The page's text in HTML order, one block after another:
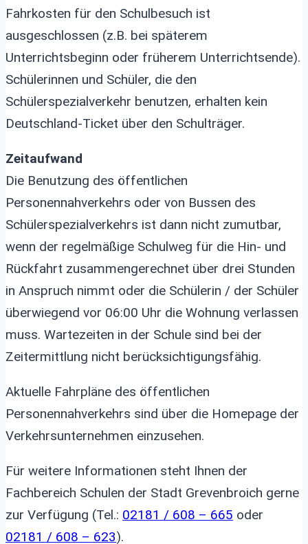
Fahrkosten für den Schulbesuch ist
ausgeschlossen (z.B. bei späterem
Unterrichtsbeginn oder früherem Unterrichtsende).
Schülerinnen und Schüler, die den
Schülerspezialverkehr benutzen, erhalten kein
Deutschland-Ticket über den Schulträger.
Zeitaufwand
Die Benutzung des öffentlichen
Personennahverkehrs oder von Bussen des
Schülerspezialverkehrs ist dann nicht zumutbar,
wenn der regelmäßige Schulweg für die Hin- und
Rückfahrt zusammengerechnet über drei Stunden
in Anspruch nimmt oder die Schülerin / der Schüler
überwiegend vor 06:00 Uhr die Wohnung verlassen
muss. Wartezeiten in der Schule sind bei der
Zeitermittlung nicht berücksichtigungsfähig.
Aktuelle Fahrpläne des öffentlichen
Personennahverkehrs sind über die Homepage der
Verkehrsunternehmen einzusehen.
Für weitere Informationen steht Ihnen der
Fachbereich Schulen der Stadt Grevenbroich gerne
zur Verfügung (Tel.: 02181 / 608 – 665 oder
02181 / 608 – 623).